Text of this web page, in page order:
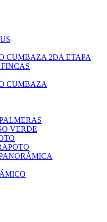
CUMBAZA 2DA ETAPA
CUMBAZA
VERDE